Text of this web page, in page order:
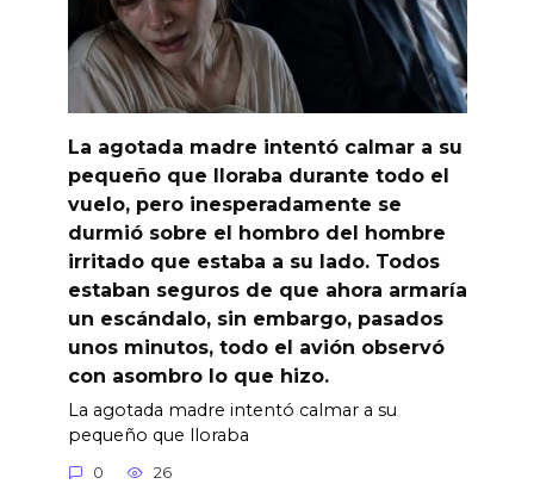
La agotada madre intentó calmar a su
pequeño que lloraba durante todo el
vuelo, pero inesperadamente se
durmió sobre el hombro del hombre
irritado que estaba a su lado. Todos
estaban seguros de que ahora armaría
un escándalo, sin embargo, pasados
unos minutos, todo el avión observó
con asombro lo que hizo.
La agotada madre intentó calmar a su
pequeño que lloraba
0 26